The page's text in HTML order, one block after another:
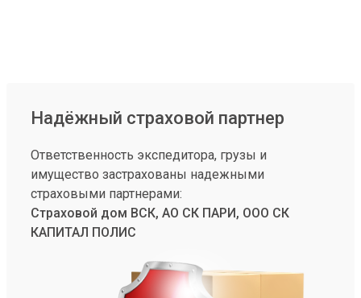
Надёжный страховой партнер
Ответственность экспедитора, грузы и
имущество застрахованы надежными
страховыми партнерами:
Страховой дом ВСК, АО СК ПАРИ, ООО СК
КАПИТАЛ ПОЛИС